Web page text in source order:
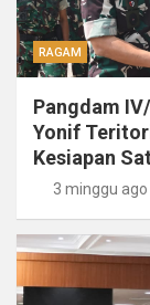
RAGAM
Pangdam
Yonif
Kesiapan
3 minggu ago